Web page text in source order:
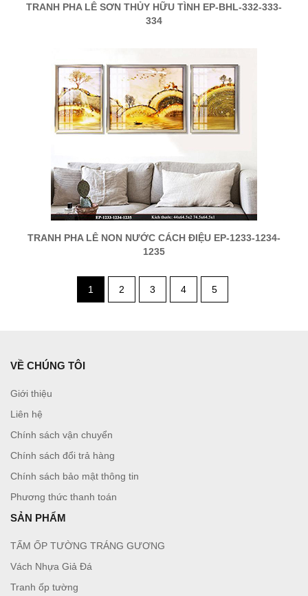
TRANH PHA LÊ SƠN THỦY HỮU TÌNH EP-BHL-332-333-
334
TRANH PHA LÊ NON NƯỚC CÁCH ĐIỆU EP-1233-1234-
1235
1 2 3 4 5
VỀ CHÚNG TÔI
Giới thiệu
Liên hệ
Chính sách vận chuyển
Chính sách đổi trả hàng
Chính sách bảo mật thông tin
Phương thức thanh toán
SẢN PHẨM
TẤM ỐP TƯỜNG TRÁNG GƯƠNG
Vách Nhựa Giả Đá
Tranh ốp tường